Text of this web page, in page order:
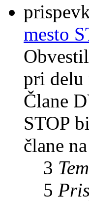
mesto
pri delu
Člane
STOP
člane
3
5